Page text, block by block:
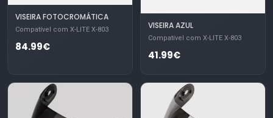
VISEIRA FOTOCROMÁTICA
Compatível com X-LITE X-803
84.99€
VISEIRA AZUL
Compatível com X-LITE X-803
41.99€